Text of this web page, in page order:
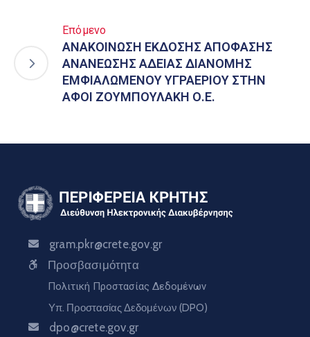
Επόμενο
ΑΝΑΚΟΙΝΩΣΗ ΕΚΔΟΣΗΣ ΑΠΟΦΑΣΗΣ
ΑΝΑΝΕΩΣΗΣ ΑΔΕΙΑΣ ΔΙΑΝΟΜΗΣ
ΕΜΦΙΑΛΩΜΕΝΟΥ ΥΓΡΑΕΡΙΟΥ ΣΤΗΝ
ΑΦΟΙ ΖΟΥΜΠΟΥΛΑΚΗ Ο.Ε.
gram.pkr@crete.gov.gr
Προσβασιμότητα
Πολιτική Προστασίας Δεδομένων
Υπ. Προστασίας Δεδομένων (DPO)
dpo@crete.gov.gr